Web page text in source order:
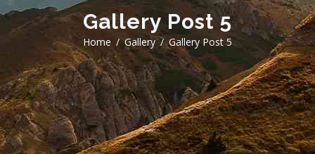
Gallery Post 5
Home Gallery Gallery Post 5